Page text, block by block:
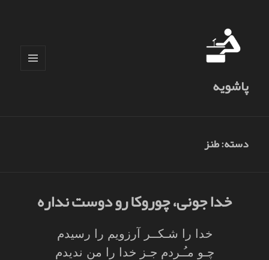
پاشویه
دسته:طنز
خدا جونی، چوروکا رو دوست نداره
خدا را شـکــر آرزویم را رسیدم
چـو مـُـردم جـز خدا را من ندیدم